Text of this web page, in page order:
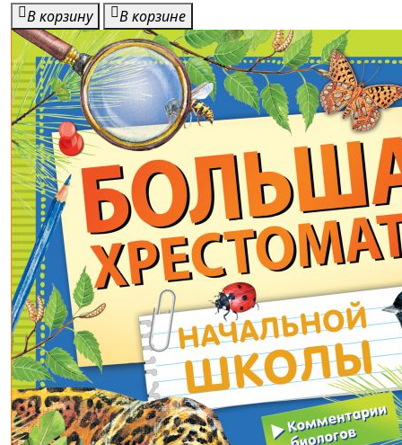
1433,00р.
-40% после регистрации
Атлас мира. Все, что можно
показать на карте (2023 г.)
Мартин Ракель
В корзину
В корзине